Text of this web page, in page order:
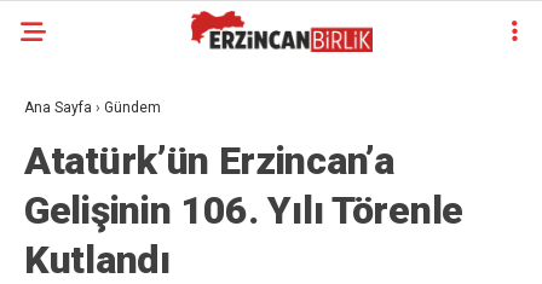
Ana Sayfa › Gündem
Atatürk’ün Erzincan’a
Gelişinin 106. Yılı Törenle
Kutlandı